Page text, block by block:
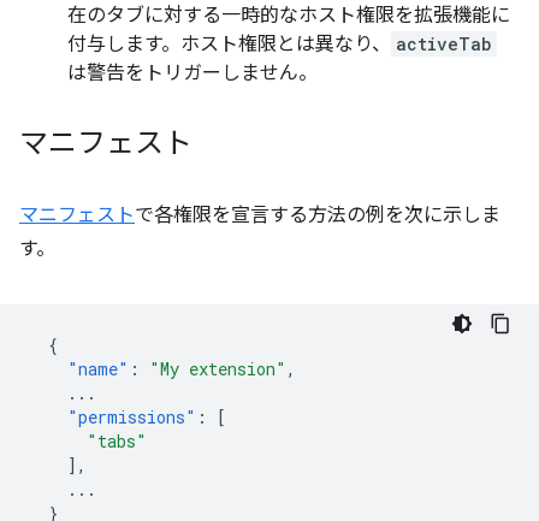
在のタブに対する一時的なホスト権限を拡張機能に
付与します。ホスト権限とは異なり、
activeTab
は警告をトリガーしません。
マニフェスト
マニフェストで各権限を宣言する方法の例を次に示しま
す。
{
"name" : "My extension" ,
...
"permissions" :
[
"tabs"
],
...
}